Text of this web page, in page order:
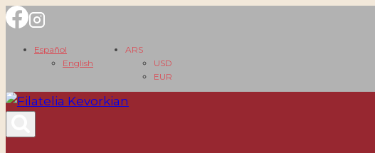
Saltar
contenido
Español
English
ARS
USD
EUR